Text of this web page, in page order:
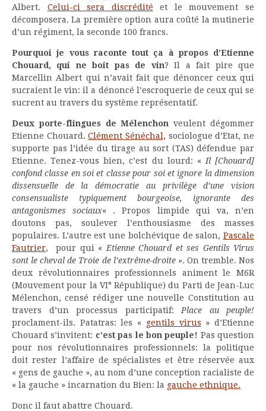
Albert. Celui-ci sera discrédité et le mouvement se
décomposera. La première option aura coûté la mutinerie
d’un régiment, la seconde 100 francs.
Pourquoi je vous raconte tout ça à propos d’Etienne
Chouard, qui ne boit pas de vin? Il a fait pire que
Marcellin Albert qui n’avait fait que dénoncer ceux qui
sucraient le vin: il a dénoncé l’escroquerie de ceux qui se
sucrent au travers du système représentatif.
Deux porte-flingues de Mélenchon veulent dégommer
Etienne Chouard.Clément Sénéchal, sociologue d’Etat, ne
supporte pas l’idée du tirage au sort (TAS) défendue par
Etienne. Tenez-vous bien, c’est du lourd: « Il [Chouard]
confond classe en soi et classe pour soi et ignore la dimension
dissensuelle de la démocratie au privilège d’une vision
consensualiste typiquement bourgeoise, ignorante des
antagonismes sociaux« . Propos limpide qui va, n’en
doutons pas, soulever l’enthousiasme des masses
populaires. L’autre est une bolchévique de salon, Pascale
Fautrier, pour qui « Etienne Chouard et ses Gentils Virus
sont le cheval de Troie de l’extrême-droite ». On tremble. Nos
deux révolutionnaires professionnels animent le M6R
(Mouvement pour la VI° République) du Parti de Jean-Luc
Mélenchon, censé rédiger une nouvelle Constitution au
travers d’un processus participatif: Place au peuple!
proclament-ils. Patatras: les « gentils virus » d’Etienne
Chouard s’invitent: c’est pas le bon peuple! Pas question
pour nos révolutionnaires professionnels: la politique
doit rester l’affaire de spécialistes et être réservée aux
« gens de gauche », au nom d’une conception racialiste de
« la gauche » incarnation du Bien: la gauche ethnique.
Donc il faut abattre Chouard.